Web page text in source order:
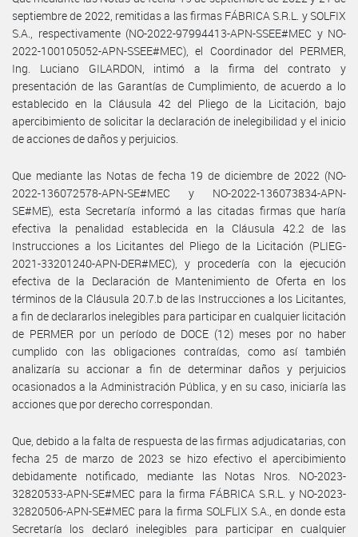
septiembre de 2022, remitidas a las firmas FÁBRICA S.R.L. y SOLFIX
S.A., respectivamente (NO-2022-97994413-APN-SSEE#MEC y NO-
2022-100105052-APN-SSEE#MEC), el Coordinador del PERMER,
Ing. Luciano GILARDON, intimó a la firma del contrato y
presentación de las Garantías de Cumplimiento, de acuerdo a lo
establecido en la Cláusula 42 del Pliego de la Licitación, bajo
apercibimiento de solicitar la declaración de inelegibilidad y el inicio
de acciones de daños y perjuicios.
Que mediante las Notas de fecha 19 de diciembre de 2022 (NO-
2022-136072578-APN-SE#MEC y NO-2022-136073834-APN-
SE#ME), esta Secretaría informó a las citadas firmas que haría
efectiva la penalidad establecida en la Cláusula 42.2 de las
Instrucciones a los Licitantes del Pliego de la Licitación (PLIEG-
2021-33201240-APN-DER#MEC), y procedería con la ejecución
efectiva de la Declaración de Mantenimiento de Oferta en los
términos de la Cláusula 20.7.b de las Instrucciones a los Licitantes,
a fin de declararlos inelegibles para participar en cualquier licitación
de PERMER por un período de DOCE (12) meses por no haber
cumplido con las obligaciones contraídas, como así también
analizaría su accionar a fin de determinar daños y perjuicios
ocasionados a la Administración Pública, y en su caso, iniciaría las
acciones que por derecho correspondan.
Que, debido a la falta de respuesta de las firmas adjudicatarias, con
fecha 25 de marzo de 2023 se hizo efectivo el apercibimiento
debidamente notificado, mediante las Notas Nros. NO-2023-
32820533-APN-SE#MEC para la firma FÁBRICA S.R.L. y NO-2023-
32820506-APN-SE#MEC para la firma SOLFLIX S.A., en donde esta
Secretaría los declaró inelegibles para participar en cualquier